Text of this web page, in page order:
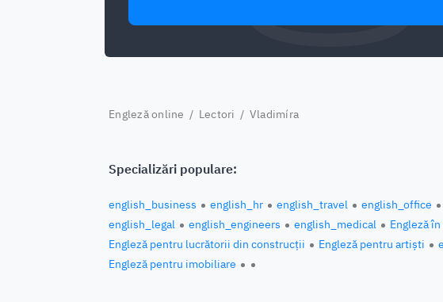
Engleză online / Lectori / Vladimíra
Specializări populare:
english_business english_hr english_travel english_office
english_legal
english_engineers english_medical Engleză
Engleză pentru lucrătorii din construcții
Engleză pentru artiști
Engleză pentru imobiliare